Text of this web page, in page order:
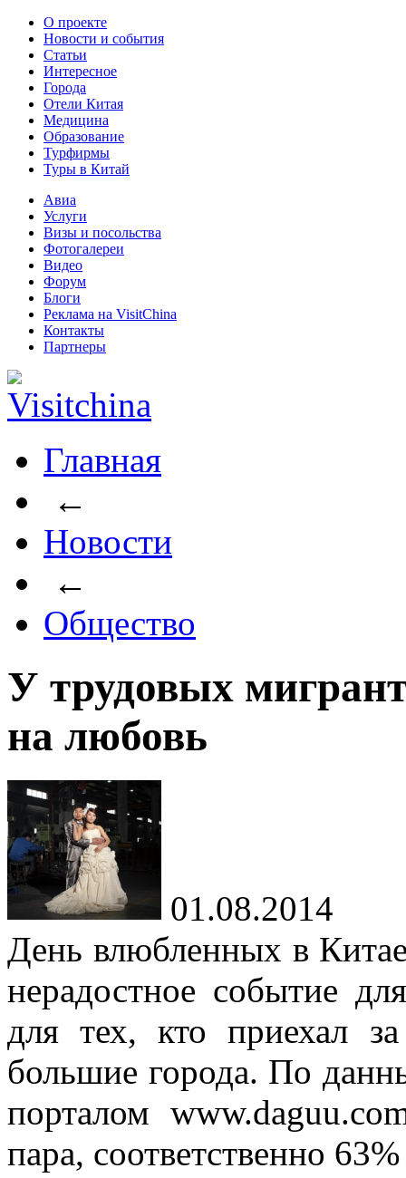
О проекте
Новости и события
Статьи
Интересное
Города
Отели Китая
Медицина
Образование
Турфирмы
Туры в Китай
Авиа
Услуги
Визы и посольства
Фотогалереи
Видео
Форум
Блоги
Реклама на VisitChina
Контакты
Партнеры
Главная
←
Новости
←
Общество
У трудовых
на любовь
01.08.2014
День влюбленных в
нерадостное событие
для тех, кто приехал
большие города. По
порталом
пара, соответственно